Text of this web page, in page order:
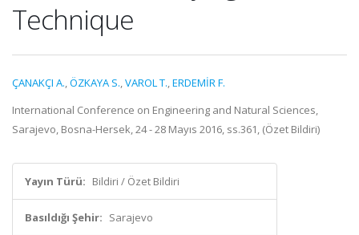
Technique
ÇANAKÇI A.,ÖZKAYA S.,VAROL T.,ERDEMİR F.
International Conference on Engineering and Natural Sciences,
Sarajevo, Bosna-Hersek, 24 - 28 Mayıs 2016, ss.361, (Özet Bildiri)
Yayın Türü: Bildiri / Özet Bildiri
Basıldığı Şehir: Sarajevo